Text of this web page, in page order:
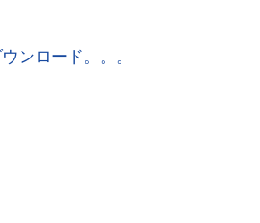
ンロード。。。